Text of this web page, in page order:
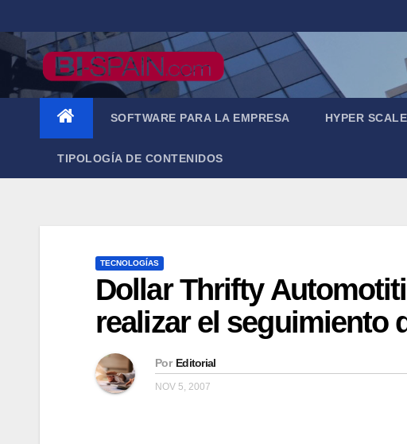
al
contenido
SOFTWARE PARA LA EMPRESA HYPER
TIPOLOGÍA DE CONTENIDOS
TECNOLOGÍAS
Dollar Thrifty
realizar el seguimiento
Por Editorial
NOV 5, 2007